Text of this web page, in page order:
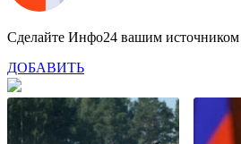
Сделайте Инфо24 вашим
ДОБАВИТЬ